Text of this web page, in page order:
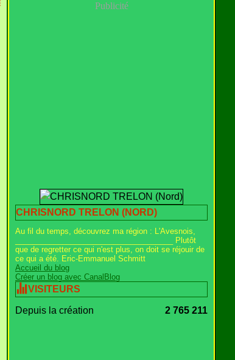
Publicité
CHRISNORD TRELON (NORD)
Au fil du temps, découvrez ma région : L'Avesnois,
_____________________________________ Plutôt
que de regretter ce qui n'est plus, on doit se réjouir de
ce qui a été. Eric-Emmanuel Schmitt
Accueil du blog
Créer un blog avec CanalBlog
VISITEURS
Depuis la création 2 765 211